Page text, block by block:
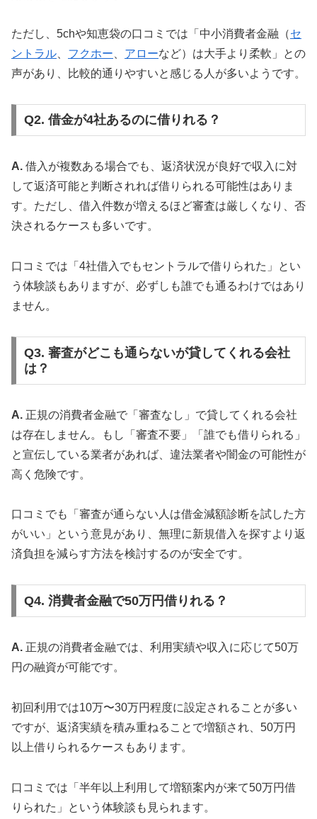
ただし、5chや知恵袋の口コミでは「中小消費者金融（セ
ントラル
フクホー アローなど）は大手より柔軟」との
声があり、比較的通りやすいと感じる人が多いようです。
Q2. 借金が4社あるのに借りれる？
A. 借入が複数ある場合でも、返済状況が良好で収入に対
して返済可能と判断されれば借りられる可能性はありま
す。ただし、借入件数が増えるほど審査は厳しくなり、否
決されるケースも多いです。
口コミでは「4社借入でもセントラルで借りられた」とい
う体験談もありますが、必ずしも誰でも通るわけではあり
ません。
Q3. 審査がどこも通らないが貸してくれる会社
は？
A. 正規の消費者金融で「審査なし」で貸してくれる会社
は存在しません。もし「審査不要」「誰でも借りられる」
と宣伝している業者があれば、違法業者や闇金の可能性が
高く危険です。
口コミでも「審査が通らない人は借金減額診断を試した方
がいい」という意見があり、無理に新規借入を探すより返
済負担を減らす方法を検討するのが安全です。
Q4. 消費者金融で50万円借りれる？
A. 正規の消費者金融では、利用実績や収入に応じて50万
円の融資が可能です。
初回利用では10万〜30万円程度に設定されることが多い
ですが、返済実績を積み重ねることで増額され、50万円
以上借りられるケースもあります。
口コミでは「半年以上利用して増額案内が来て50万円借
りられた」という体験談も見られます。